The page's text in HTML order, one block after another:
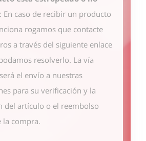
: En caso de recibir un producto
rogamos que contacte
a través del siguiente enlace
resolverlo. La vía
el envío a nuestras
para su verificación y la
del artículo o el reembolso
la compra.